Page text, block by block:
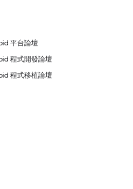
平台論壇
程式開發論壇
程式移植論壇